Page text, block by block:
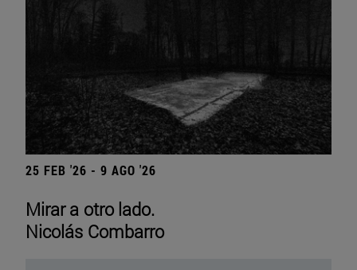
25 FEB '26 - 9 AGO '26
Mirar a otro lado.
Nicolás Combarro